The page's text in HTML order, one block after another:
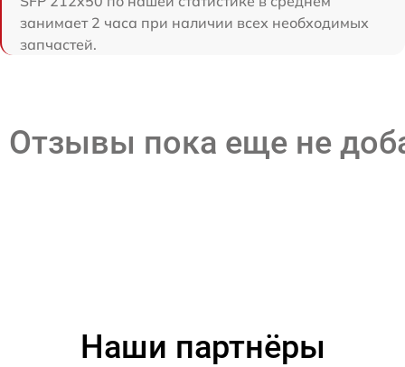
занимает 2 часа при наличии всех необходимых
запчастей.
Отзывы пока еще не
Наши партнёры